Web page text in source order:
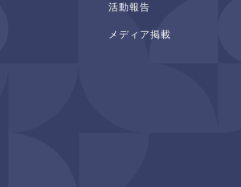
活動報告
メディア掲載